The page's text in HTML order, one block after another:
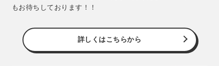
もお待ちしております！！
詳しくはこちらから